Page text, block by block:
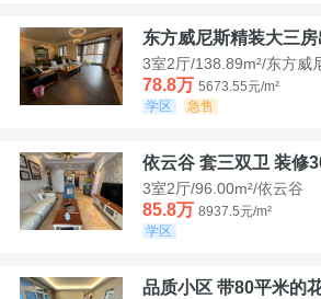
东方威尼斯精装大三房
3室2厅/138.89m²/东方威
78.8万 5673.55元/m²
学区
急售
依云谷 套三双卫 装修
3室2厅/96.00m²/依云谷
85.8万 8937.5元/m²
学区
品质小区 带80平米的